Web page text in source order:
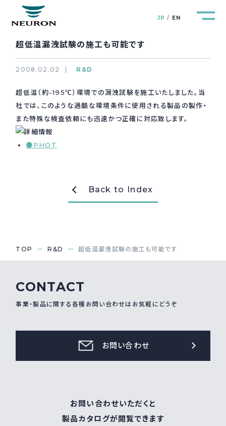
JP EN
管路防災研究所
企業情報
採用情報 Recruit
超低温漏洩試験の施工も可能です
2008.02.02 R&D
超低温（約-195℃）環境での漏洩試験を施工いたしました。当
社では、このような過酷な環境条件に使用される製品の製作・
また特殊な検査依頼にも迅速かつ正確に対応致します。
●PHOT
Back to Index
TOP R&D 超低温漏洩試験の施工も可能です
CONTACT
事業・製品に関する各種お問い合わせはお気軽にどうぞ
お問い合わせ
お問い合わせいただくと
製品カタログが閲覧できます